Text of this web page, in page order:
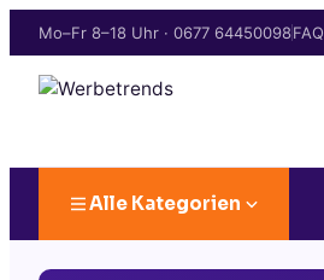
Mo–Fr 8–18 Uhr · 0677 64450098FAQ
Alle Kategorien